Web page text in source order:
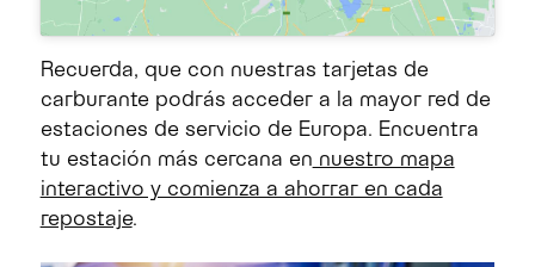
Recuerda, que con nuestras tarjetas de
carburante podrás acceder a la mayor red de
estaciones de servicio de Europa. Encuentra
tu estación más cercana en nuestro mapa
interactivo y comienza a ahorrar en cada
repostaje.